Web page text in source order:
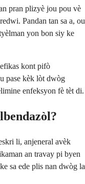
pran plizyè jou pou vè
Pandan tan sa a, ou
yon bon siy ke
kont pifò
pase kèk lòt dwòg
enfeksyon fè tèt di.
li, anjeneral avèk
an travay pi byen
sa ede plis nan dwòg la